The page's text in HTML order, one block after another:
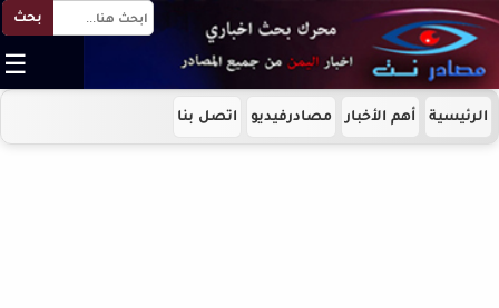
بحث
☰
الرئيسية أهم الأخبار مصادرفيديو اتصل بنا